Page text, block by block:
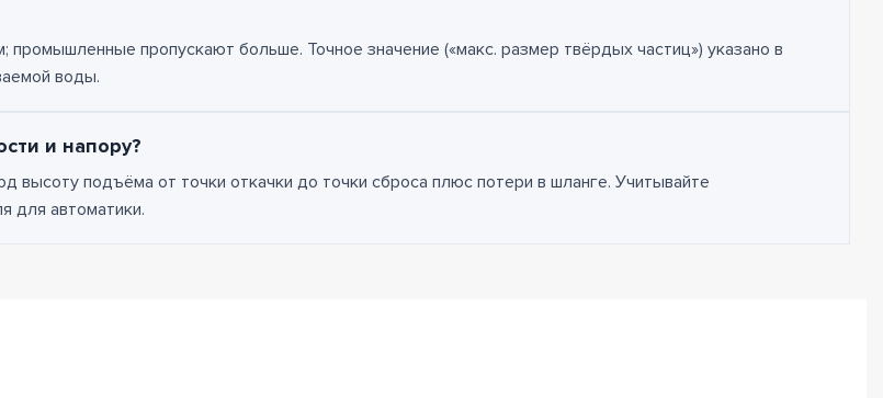
пропускают больше. Точное значение («макс. размер твёрдых частиц») указано в
воды.
и напору?
подъёма от точки откачки до точки сброса плюс потери в шланге. Учитывайте
для автоматики.